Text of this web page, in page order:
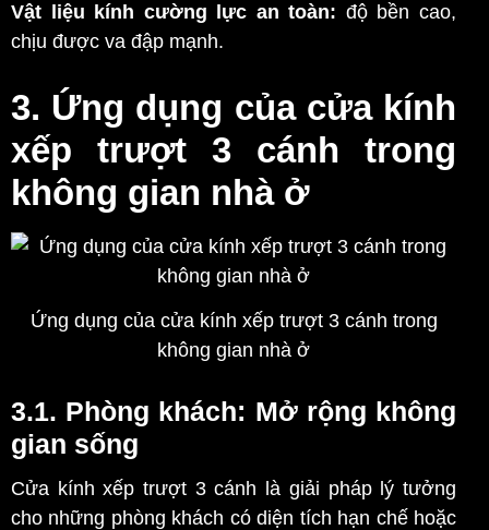
Vật liệu kính cường lực an toàn: độ bền cao,
chịu được va đập mạnh.
3. Ứng dụng của cửa kính
xếp trượt 3 cánh trong
không gian nhà ở
Ứng dụng của cửa kính xếp trượt 3 cánh trong
không gian nhà ở
3.1. Phòng khách: Mở rộng không
gian sống
Cửa kính xếp trượt 3 cánh là giải pháp lý tưởng
cho những phòng khách có diện tích hạn chế hoặc